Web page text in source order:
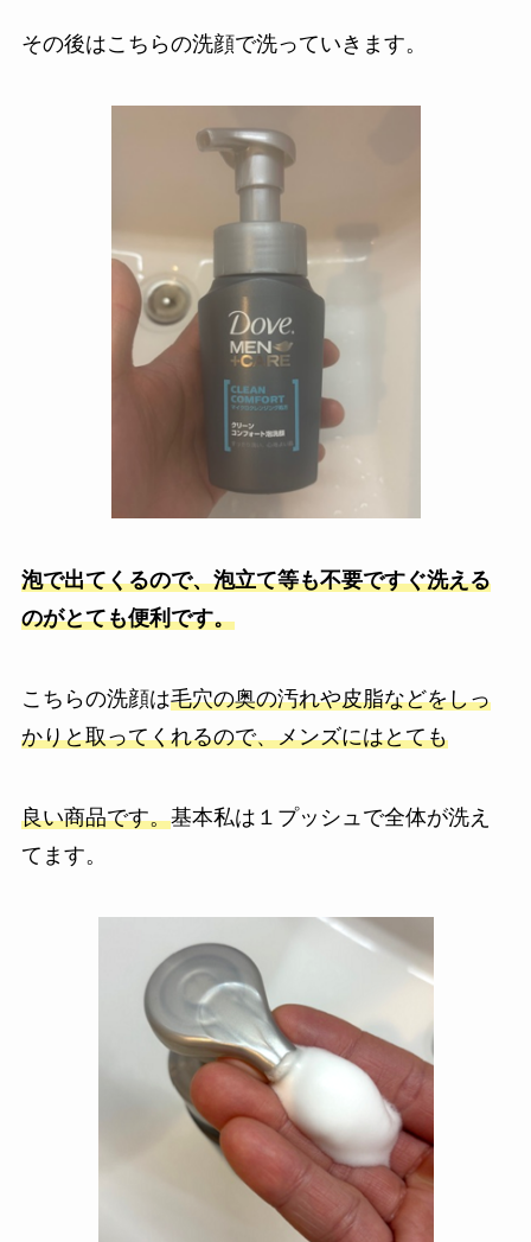
その後はこちらの洗顔で洗っていきます。
泡で出てくるので、泡立て等も不要ですぐ洗える
のがとても便利です。
こちらの洗顔は毛穴の奥の汚れや皮脂などをしっ
かりと取ってくれるので、メンズにはとても
良い商品です。基本私は１プッシュで全体が洗え
てます。